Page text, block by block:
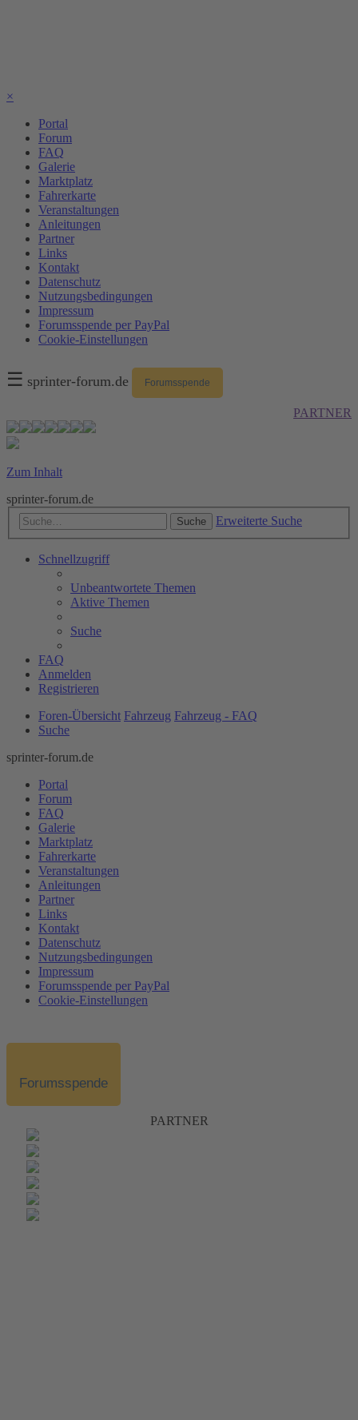
×
Portal
Forum
FAQ
Galerie
Marktplatz
Fahrerkarte
Veranstaltungen
Anleitungen
Partner
Links
Kontakt
Datenschutz
Nutzungsbedingungen
Impressum
Forumsspende per PayPal
Cookie-Einstellungen
☰ sprinter-forum.de Forumsspende
PARTNER
Zum Inhalt
sprinter-forum.de
Suche Erweiterte Suche
Schnellzugriff
Unbeantwortete Themen
Aktive Themen
Suche
FAQ
Anmelden
Registrieren
Foren-Übersicht Fahrzeug Fahrzeug - FAQ
Suche
sprinter-forum.de
Portal
Forum
FAQ
Galerie
Marktplatz
Fahrerkarte
Veranstaltungen
Anleitungen
Partner
Links
Kontakt
Datenschutz
Nutzungsbedingungen
Impressum
Forumsspende per PayPal
Cookie-Einstellungen
Forumsspende
PARTNER